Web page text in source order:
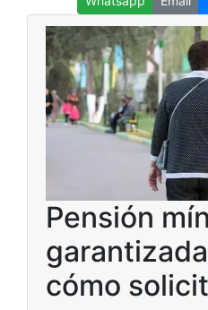
Pensión
cómo